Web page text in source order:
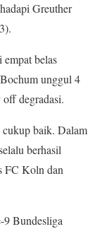
Greuther
belas
unggul 4
degradasi.
cukup baik. Dalam
berhasil
FC Koln dan
9 Bundesliga